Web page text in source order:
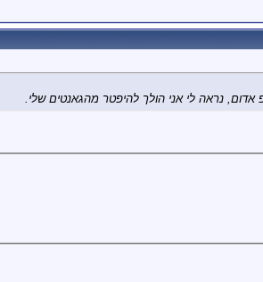
נראה לי אני הולך להיפטר מהגאנטים שלי.